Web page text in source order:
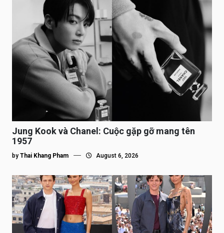
Jung Kook và Chanel: Cuộc gặp gỡ mang tên
1957
by Thai Khang Pham August 6, 2026